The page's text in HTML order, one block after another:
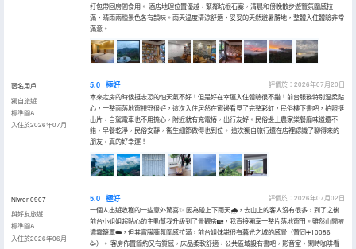
打包帶回房間食用。 酒店地理位置優越，緊鄰坑根石寨，清晨和傍晚散步遊覽氛圍感拉
滿，晴雨兩種景色各有韻味。雨天温度清涼舒適，妥妥的天然避暑勝地，整體入住體驗非常
滿意。
匿名用戶
獨自旅遊
標準間A
入住於2026年07月
5.0 極好
評價於：2026年07月20日
本來定房的時候挺忐忑的怕天氣不好！但是好在幸運入住體驗很不錯！前台服務特別温柔貼
心，一整面落地窗視野很好，這次入住居然在窗邊看見了完整彩虹，民俗樓下書吧，拍照挺
出片，自駕電車也不用擔心，附近就有充電樁，出行友好。民俗邊上農家樂餐廳味道還不
錯，早餐乾淨，民俗安靜，衞生細節做得也到位。 這次獨自旅行還在店裡認識了聊得來的
朋友，真的好幸運！
Niwen0907
與好友旅遊
標準間A
入住於2026年06月
5.0 極好
評價於：2026年07月02日
一個人出遊收穫的一些意外驚喜✨ 因為碰上下雨天🌧️，去山上的客人沒有很多，到了之後
前台小姐姐超貼心的主動幫我升級到了景觀房🏡，我直接獨享一整片落地窗🪟。雖然山間被
濃霧籠罩☁️，但其實朦朧氛圍感拉滿，前台姐妹説很有暮光之城的感覺（贊同➕10086
🥳）。 客房佈置簡約又有質感，床品柔軟舒適，公共區域設有書吧，影音室，閑時咖啡看